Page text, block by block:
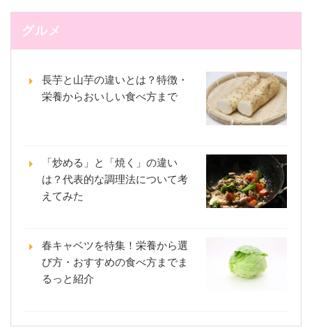
グルメ
長芋と山芋の違いとは？特徴・
栄養からおいしい食べ方まで
「炒める」と「焼く」の違い
は？代表的な調理法について考
えてみた
春キャベツを特集！栄養から選
び方・おすすめの食べ方までま
るっと紹介